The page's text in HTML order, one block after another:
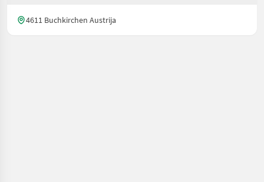
4611 Buchkirchen Austrija